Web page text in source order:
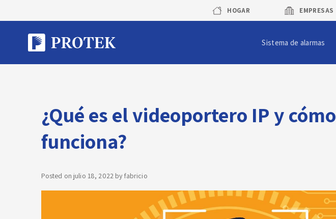
content
HOGAR EMPRESAS
Sistema de alarmas
¿Qué es el videoportero IP y cómo
funciona?
Posted onjulio 18, 2022 by fabricio